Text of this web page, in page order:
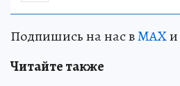
Подпишись на нас вMAXи
Читайте также